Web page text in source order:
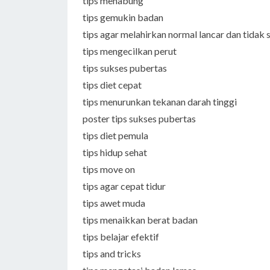
tips gemukin badan
tips agar melahirkan normal lancar dan tidak
tips mengecilkan perut
tips sukses pubertas
tips diet cepat
tips menurunkan tekanan darah tinggi
poster tips sukses pubertas
tips diet pemula
tips hidup sehat
tips move on
tips agar cepat tidur
tips awet muda
tips menaikkan berat badan
tips belajar efektif
tips and tricks